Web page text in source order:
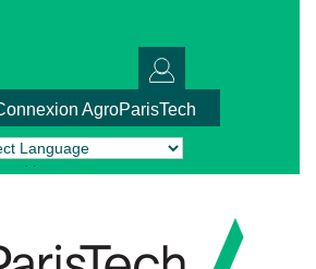
AgroParisTech
by Translate